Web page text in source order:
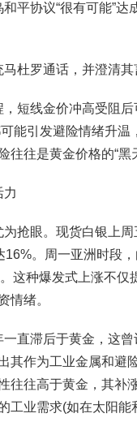
平协议“很有可能”
杜罗通话，并澄清
短线金价冲高受阻
能引发避险情绪升温
往往是黄金价格的“黑
力
抢眼。现货白银上
。周一亚洲时段
这种爆发式上涨不仅
情绪。
直滞后于黄金，这
其作为工业金属和避
往往高于黄金，其补
工业需求(如在太阳